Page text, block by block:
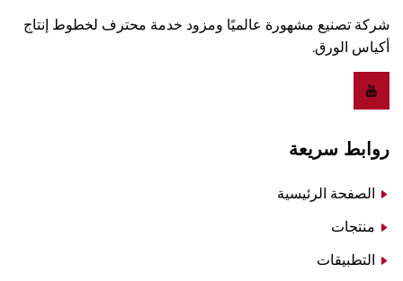
شركة تصنيع مشهورة عالميًا ومزود خدمة محترف لخطوط إنتاج
أكياس الورق.
روابط سريعة
الصفحة الرئيسية
منتجات
التطبيقات